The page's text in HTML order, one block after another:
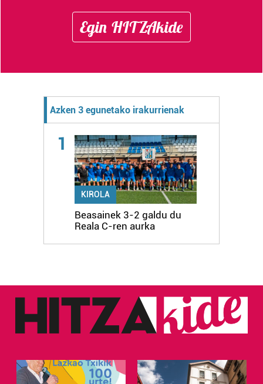
Egin HITZAkide
Azken 3 egunetako irakurrienak
1
KIROLA
Beasainek 3-2 galdu du
Reala C-ren aurka